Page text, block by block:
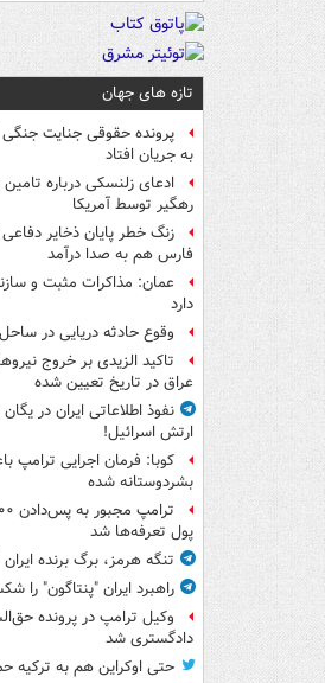
تازه های جهان
پرونده حقوقی جنایت جنگی
به جریان افتاد
ادعای زلنسکی درباره
رهگیر توسط آمریکا
زنگ خطر پایان ذخایر
فارس هم به صدا درآمد
عمان: مذاکرات مثبت و
دارد
وقوع حادثه دریایی در
تاکید الزیدی بر خروج
عراق در تاریخ تعیین شده
نفوذ اطلاعاتی ایران در
ارتش اسرائیل!
کوبا: فرمان اجرایی ترامپ
بشردوستانه شده
پول تعرفه‌ها شد
تنگه هرمز، برگ برنده
راهبرد ایران "پنتاگون"
وکیل ترامپ در پرونده
دادگستری شد
حتی اوکراین هم به ترکیه